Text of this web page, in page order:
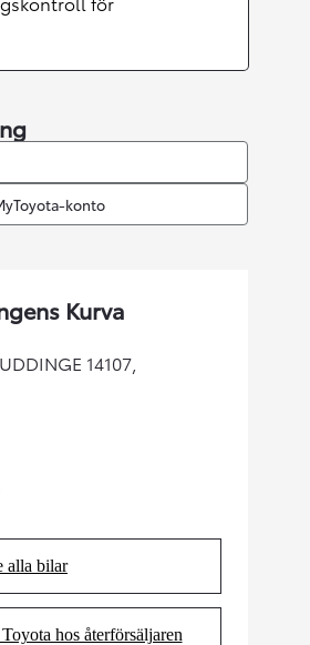
konto
Kurva
14107,
tab)
tab)
alla bilar
(Opens in new tab)
hos återförsäljaren